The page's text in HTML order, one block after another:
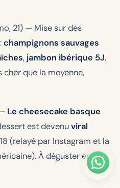
21) — Mise sur des
:champignons sauvages
, jambon ibérique 5J,
cher que la moyenne,
Le cheesecake basque
est devenuviral
(relayé par Instagram et la
À déguster en fin